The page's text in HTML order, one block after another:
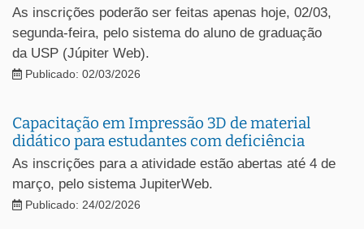
As inscrições poderão ser feitas apenas hoje, 02/03,
segunda-feira, pelo sistema do aluno de graduação
da USP (Júpiter Web).
Publicado: 02/03/2026
Capacitação em Impressão 3D de material
didático para estudantes com deficiência
As inscrições para a atividade estão abertas até 4 de
março, pelo sistema JupiterWeb.
Publicado: 24/02/2026